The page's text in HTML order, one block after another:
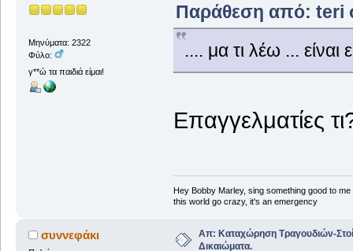
Μηνύματα: 2322
Φύλο:
γ**ώ τα παιδιά είμαι!
Παράθεση από: teri
.... μα τι λέω ...
Επαγγελματίες
Hey Bobby Marley, sing something good to me
this world go crazy, it's an emergency
συννεφάκι
Απ: Καταχώρηση Τραγουδιών-
Δικαιώματα.